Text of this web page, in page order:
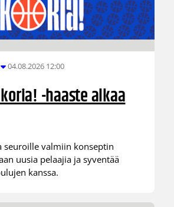
04.08.2026 12:00
-haaste alkaa
seuroille valmiin konseptin
uusia pelaajia ja syventää
kanssa.